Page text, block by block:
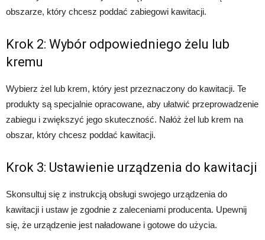
obszarze, który chcesz poddać zabiegowi kawitacji.
Krok 2: Wybór odpowiedniego żelu lub
kremu
Wybierz żel lub krem, który jest przeznaczony do kawitacji. Te
produkty są specjalnie opracowane, aby ułatwić przeprowadzenie
zabiegu i zwiększyć jego skuteczność. Nałóż żel lub krem na
obszar, który chcesz poddać kawitacji.
Krok 3: Ustawienie urządzenia do kawitacji
Skonsultuj się z instrukcją obsługi swojego urządzenia do
kawitacji i ustaw je zgodnie z zaleceniami producenta. Upewnij
się, że urządzenie jest naładowane i gotowe do użycia.